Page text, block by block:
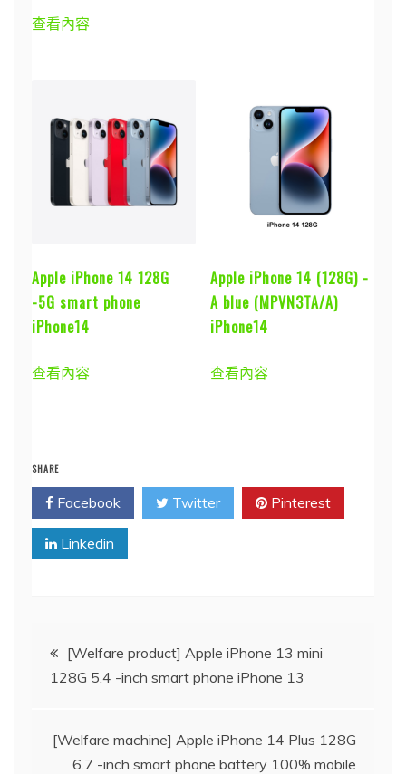
查看內容
Apple iPhone 14 128G
-5G smart phone
iPhone14
查看內容
Apple iPhone 14 (128G) -
A blue (MPVN3TA/A)
iPhone14
查看內容
SHARE
Facebook Twitter Pinterest
Linkedin
文
章
導
[Welfare product] Apple iPhone 13 mini
128G 5.4 -inch smart phone iPhone 13
[Welfare machine] Apple iPhone 14 Plus 128G
6.7 -inch smart phone battery 100% mobile